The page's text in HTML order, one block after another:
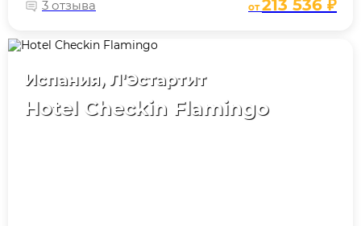
3 отзыва от213 536 ₽
Испания, Л'Эстартит
Hotel Checkin Flamingo